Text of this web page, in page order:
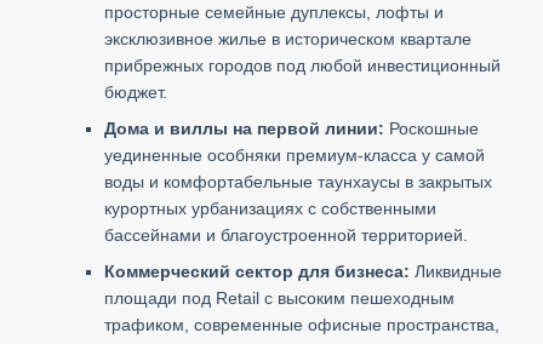
просторные семейные дуплексы, лофты и
эксклюзивное жилье в историческом квартале
прибрежных городов под любой инвестиционный
бюджет.
Дома и виллы на первой линии: Роскошные
уединенные особняки премиум-класса у самой
воды и комфортабельные таунхаусы в закрытых
курортных урбанизациях с собственными
бассейнами и благоустроенной территорией.
Коммерческий сектор для бизнеса: Ликвидные
площади под Retail с высоким пешеходным
трафиком, современные офисные пространства,